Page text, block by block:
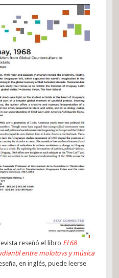
reseñó el libro El 68
entre molotovs y música
en inglés, puede leerse